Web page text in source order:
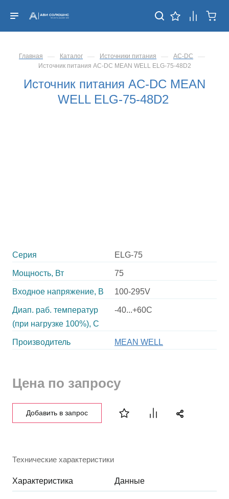
Главная — Каталог — Источники питания — AC-DC —
Источник питания AC-DC MEAN WELL ELG-75-48D2
Источник питания AC-DC MEAN
WELL ELG-75-48D2
Серия ELG-75
Мощность, Вт 75
Входное напряжение, В 100-295V
Диап. раб. температур
(при нагрузке 100%), C
-40...+60C
Производитель MEAN WELL
Цена по запросу
Добавить в запрос
Технические характеристики
Характеристика Данные